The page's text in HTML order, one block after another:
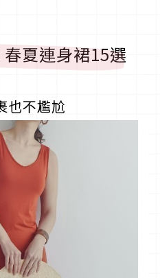
夏連身裙15選
也不尷尬